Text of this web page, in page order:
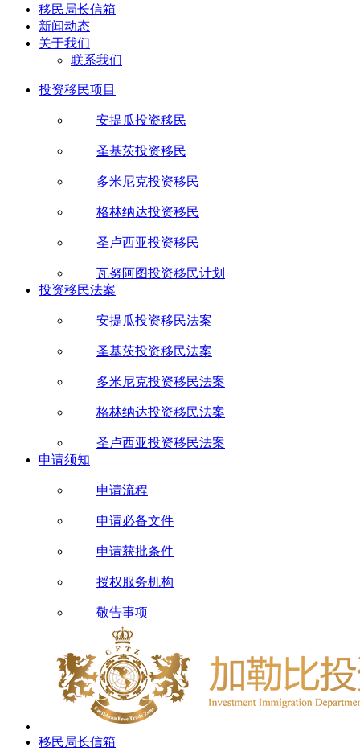
移民局长信箱
新闻动态
关于我们
联系我们
投资移民项目
安提瓜投资移民
圣基茨投资移民
多米尼克投资移民
格林纳达投资移民
圣卢西亚投资移民
瓦努阿图投资移民计划
投资移民法案
安提瓜投资移民法案
圣基茨投资移民法案
多米尼克投资移民法案
格林纳达投资移民法案
圣卢西亚投资移民法案
申请须知
申请流程
申请必备文件
申请获批条件
授权服务机构
敬告事项
移民局长信箱